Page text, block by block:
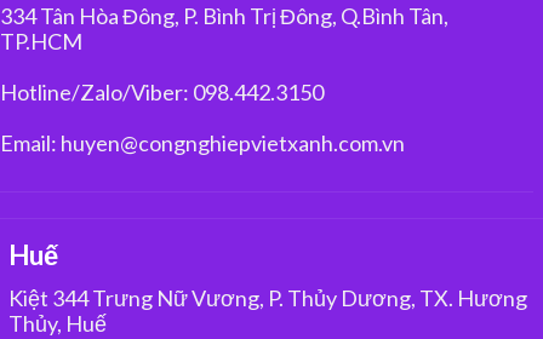
334 Tân Hòa Đông, P. Bình Trị Đông, Q.Bình Tân,
TP.HCM
Hotline/Zalo/Viber: 098.442.3150
Email: huyen@congnghiepvietxanh.com.vn
Huế
Kiệt 344 Trưng Nữ Vương, P. Thủy Dương, TX. Hương
Thủy, Huế